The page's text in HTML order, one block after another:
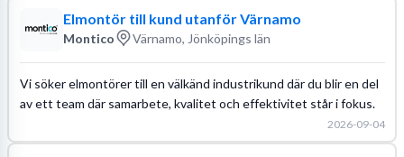
Elmontör till kund utanför Värnamo
Montico Värnamo, Jönköpings län
Vi söker elmontörer till en välkänd industrikund där du blir en del
av ett team där samarbete, kvalitet och effektivitet står i fokus.
2026-09-04